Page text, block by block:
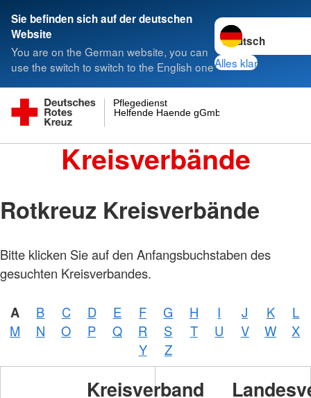
Sie befinden sich auf der deutschen
Website
You are on the German website, you can
use the switch to switch to the English one
Sprache wechseln
Alles klar
Helfende Haende gGmbH
Pflegedienst
Kreisverbände
Rotkreuz Kreisverbände
Bitte klicken Sie auf den Anfangsbuchstaben des
gesuchten Kreisverbandes.
A B C D E F G H I J K
L
M
N O P Q R S T U V W
X
Y
Z
Kreisverband